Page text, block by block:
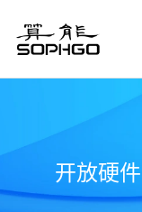
开放硬件